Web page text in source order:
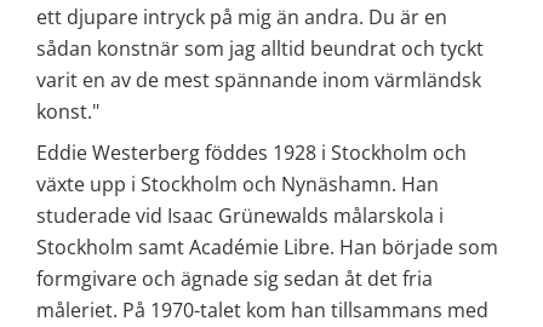
ett djupare intryck på mig än andra. Du är en
sådan konstnär som jag alltid beundrat och tyckt
varit en av de mest spännande inom värmländsk
konst."
Eddie Westerberg föddes 1928 i Stockholm och
växte upp i Stockholm och Nynäshamn. Han
studerade vid Isaac Grünewalds målarskola i
Stockholm samt Académie Libre. Han började som
formgivare och ägnade sig sedan åt det fria
måleriet. På 1970-talet kom han tillsammans med